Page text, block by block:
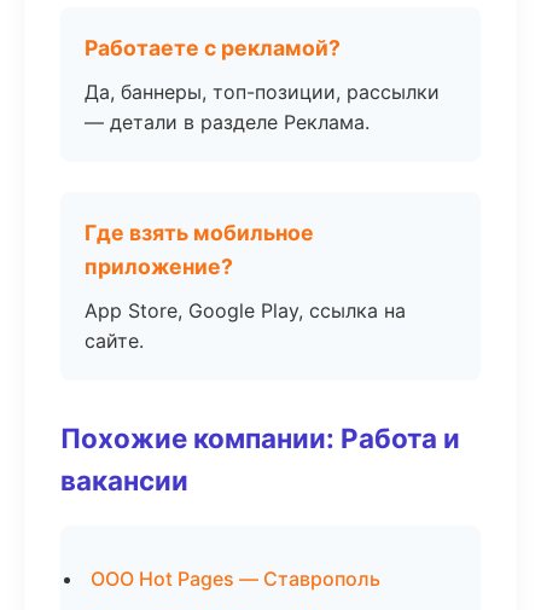
Работаете с рекламой?
Да, баннеры, топ-позиции, рассылки
— детали в разделе Реклама.
Где взять мобильное
приложение?
App Store, Google Play, ссылка на
сайте.
Похожие компании: Работа и
вакансии
ООО Hot Pages — Ставрополь